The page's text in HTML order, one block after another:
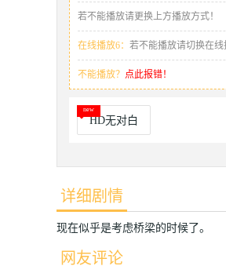
若不能播放请更换上方播放方式！
在线播放6： 若不能播放请切换在线
不能播放？ 点此报错！
HD无对白
详细剧情
现在似乎是考虑桥梁的时候了。
网友评论